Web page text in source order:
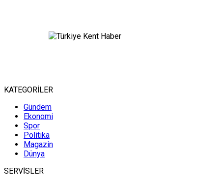
KATEGORİLER
Gündem
Ekonomi
Spor
Politika
Magazin
Dünya
SERVİSLER